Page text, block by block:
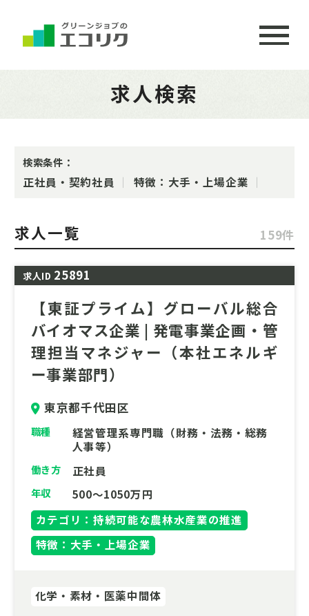
求人検索
検索条件：
正社員・契約社員 特徴：大手・上場企業
求人一覧 159件
求人ID 25891
【東証プライム】グローバル総合
バイオマス企業 | 発電事業企画・管
理担当マネジャー（本社エネルギ
ー事業部門）
東京都千代田区
職種
経営管理系専門職（財務・法務・総務
人事等）
働き方 正社員
年収
500～1050万円
カテゴリ：持続可能な農林水産業の推進
特徴：大手・上場企業
化学・素材・医薬中間体